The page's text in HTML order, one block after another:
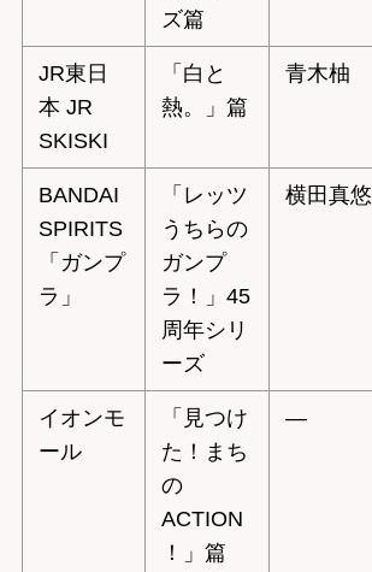
ズ篇
JR東日
本 JR
SKISKI
「白と
熱。」篇
青木柚
BANDAI
SPIRITS
「ガンプ
ラ」
「レッツ
うちらの
ガンプ
ラ！」45
周年シリ
ーズ
横田真悠
イオンモ
ール
「見つけ
た！まち
の
ACTION
！」篇
—